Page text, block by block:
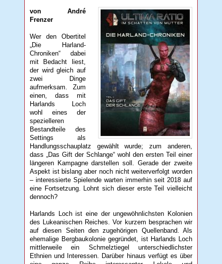
von André
Frenzer
Wer den Obertitel
„Die Harland-
Chroniken“ dabei
mit Bedacht liest,
der wird gleich auf
zwei Dinge
aufmerksam. Zum
einen, dass mit
Harlands Loch
wohl eines der
spezielleren
Bestandteile des
Settings als
Handlungsschauplatz gewählt wurde; zum anderen,
dass „Das Gift der Schlange“ wohl den ersten Teil einer
längeren Kampagne darstellen soll. Gerade der zweite
Aspekt ist bislang aber noch nicht weiterverfolgt worden
– interessierte Spielende warten immerhin seit 2018 auf
eine Fortsetzung. Lohnt sich dieser erste Teil vielleicht
dennoch?
Harlands Loch ist eine der ungewöhnlichsten Kolonien
des Lukeanischen Reiches. Vor kurzem besprachen wir
auf diesen Seiten den zugehörigen Quellenband. Als
ehemalige Bergbaukolonie gegründet, ist Harlands Loch
mittlerweile ein Schmelztiegel unterschiedlichster
Ethnien und Interessen. Darüber hinaus verfügt es über